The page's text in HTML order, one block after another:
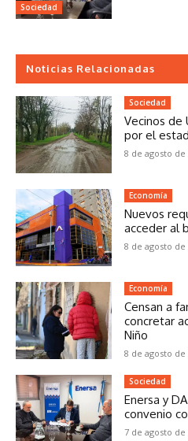
Sociedad
Noticias Relacionadas
Sociedad
Vecinos de
por el
8 de agosto de
Economía
Nuevos
acceder al
8 de agosto de
Economía
Censan a
concretar
Niño
8 de agosto de
Sociedad
Enersa y
convenio
7 de agosto de